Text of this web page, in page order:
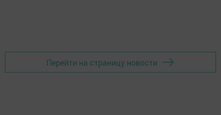
Перейти на страницу новости